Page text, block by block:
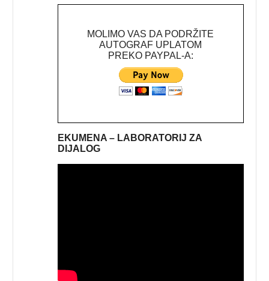
MOLIMO VAS DA PODRŽITE
AUTOGRAF UPLATOM
PREKO PAYPAL-A:
EKUMENA – LABORATORIJ ZA
DIJALOG